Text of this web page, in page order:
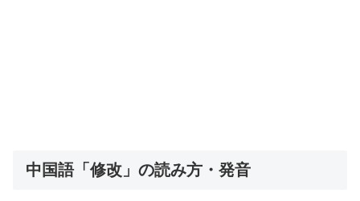
中国語「修改」の読み方・発音